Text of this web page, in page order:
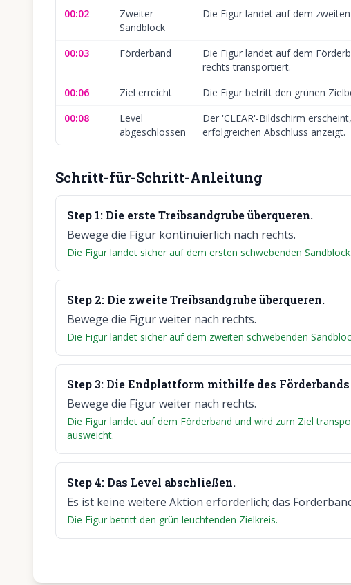
00:02
Zweiter
Sandblock
Die Figur landet auf dem
00:03 Förderband
Die Figur landet auf dem
rechts transportiert.
00:06 Ziel erreicht Die Figur betritt den grünen
00:08
Level
abgeschlossen
Der 'CLEAR'-Bildschirm
erfolgreichen Abschluss anzeigt.
Schritt-für-Schritt-Anleitung
Step 1: Die erste Treibsandgrube überqueren.
Bewege die Figur kontinuierlich nach rechts.
Die Figur landet sicher auf dem ersten schwebenden Sandblock.
Step 2: Die zweite Treibsandgrube überqueren.
Bewege die Figur weiter nach rechts.
Die Figur landet sicher auf dem zweiten schwebenden
Step3: Die Endplattform mithilfe des
Bewege die Figur weiter nach rechts.
Die Figur landet auf dem Förderband und wird zum Ziel
ausweicht.
Step4: Das Level abschließen.
Es ist keine weitere Aktion erforderlich; das
Die Figur betritt den grün leuchtenden Zielkreis.